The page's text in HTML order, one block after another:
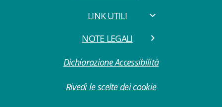
LINK UTILI
NOTE LEGALI
Dichiarazione Accessibilità
Rivedi le scelte dei cookie